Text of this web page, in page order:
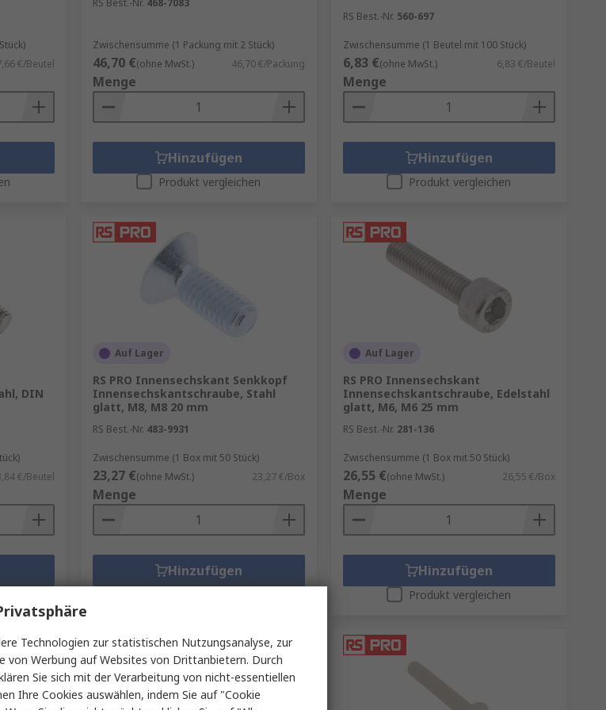
€/Beutel
RS Best.-Nr. 468-7083
Zwischensumme (1 Packung mit 2 Stück)
46,70 €(ohne MwSt.) 46,70 €/Packung
Menge
Hinzufügen
Produkt vergleichen
RS Best.-Nr. 560-697
Zwischensumme (1 Beutel mit 100 Stück)
6,83 €(ohne MwSt.) 6,83 €/Beutel
Menge
Hinzufügen
Produkt vergleichen
DIN
€/Beutel
Auf Lager
RS PRO Innensechskant Senkkopf
Innensechskantschraube, Stahl
glatt, M8, M8 20 mm
RS Best.-Nr. 483-9931
Zwischensumme (1 Box mit 50 Stück)
23,27 €(ohne MwSt.) 23,27 €/Box
Menge
Hinzufügen
Auf Lager
RS PRO Innensechskant
Innensechskantschraube, Edelstahl
glatt, M6, M6 25 mm
RS Best.-Nr. 281-136
Zwischensumme (1 Box mit 50 Stück)
26,55 €(ohne MwSt.) 26,55 €/Box
Menge
Hinzufügen
Produkt vergleichen
Technologien zur statistischen Nutzungsanalyse, zur
von Werbung auf Websites von Drittanbietern. Durch
Sie sich mit der Verarbeitung von nicht-essentiellen
Ihre Cookies auswählen, indem Sie auf "Cookie